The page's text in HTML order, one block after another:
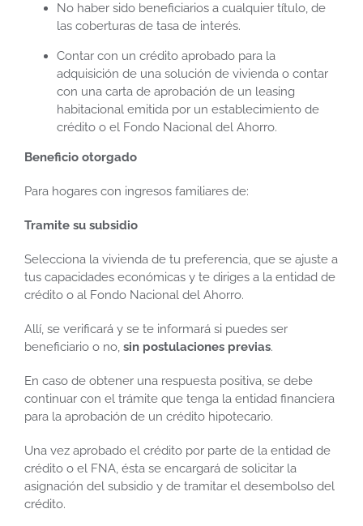
No haber sido beneficiarios a cualquier título, de
las coberturas de tasa de interés.
Contar con un crédito aprobado para la
adquisición de una solución de vivienda o contar
con una carta de aprobación de un leasing
habitacional emitida por un establecimiento de
crédito o el Fondo Nacional del Ahorro.
Beneficio otorgado
Para hogares con ingresos familiares de:
Tramite su subsidio
Selecciona la vivienda de tu preferencia, que se ajuste a
tus capacidades económicas y te diriges a la entidad de
crédito o al Fondo Nacional del Ahorro.
Allí, se verificará y se te informará si puedes ser
beneficiario o no, sin postulaciones previas.
En caso de obtener una respuesta positiva, se debe
continuar con el trámite que tenga la entidad financiera
para la aprobación de un crédito hipotecario.
Una vez aprobado el crédito por parte de la entidad de
crédito o el FNA, ésta se encargará de solicitar la
asignación del subsidio y de tramitar el desembolso del
crédito.